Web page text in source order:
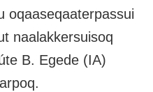
oqaaseqaaterpassui
naalakkersuisoq
B. Egede (IA)